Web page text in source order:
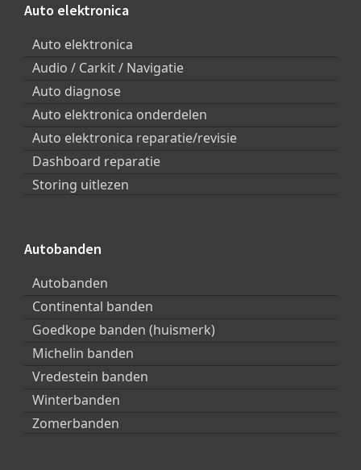
Auto elektronica
Auto elektronica
Audio / Carkit / Navigatie
Auto diagnose
Auto elektronica onderdelen
Auto elektronica reparatie/revisie
Dashboard reparatie
Storing uitlezen
Autobanden
Autobanden
Continental banden
Goedkope banden (huismerk)
Michelin banden
Vredestein banden
Winterbanden
Zomerbanden